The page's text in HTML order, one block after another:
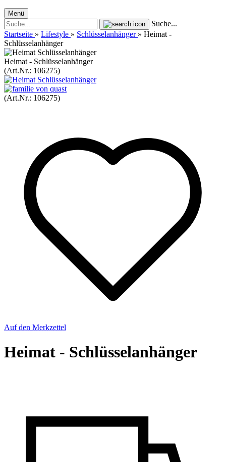
Menü
Suche...
Startseite » Lifestyle » Schlüsselanhänger » Heimat -
Schlüsselanhänger
Heimat - Schlüsselanhänger
(Art.Nr.: 106275)
(Art.Nr.: 106275)
Auf den Merkzettel
Heimat - Schlüsselanhänger